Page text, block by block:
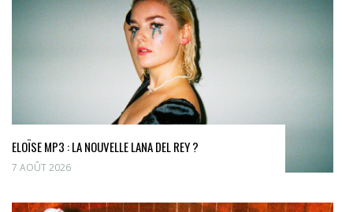
ELOÏSE MP3 : LA NOUVELLE LANA DEL REY ?
7 AOÛT 2026